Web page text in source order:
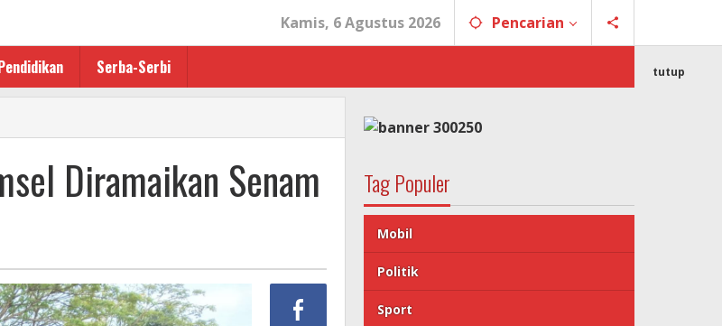
Kamis, 6 Agustus 2026 Pencarian
Serba-Serbi tutup
Diramaikan Senam
Tag Populer
Mobil
Politik
Sport